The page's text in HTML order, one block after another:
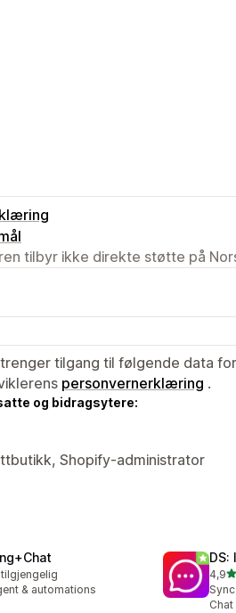
tilbyr ikke direkte støtte på
tilgang til følgende data
personvernerklæring .
og bidragsytere:
Shopify-administrator
& automations
DS:
4,9
Chat